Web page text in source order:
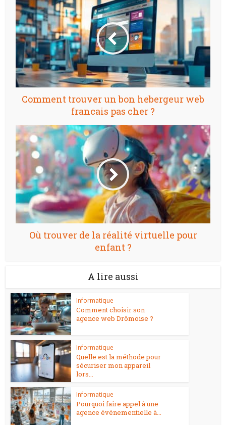
Comment trouver un bon hebergeur web
francais pas cher ?
Où trouver de la réalité virtuelle pour
enfant ?
A lire aussi
Informatique
Comment choisir son
agence web Drômoise ?
Informatique
Quelle est la méthode pour
sécuriser mon appareil
lors...
Informatique
Pourquoi faire appel à une
agence événementielle à...